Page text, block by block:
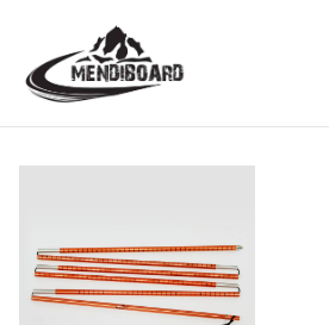
contenido